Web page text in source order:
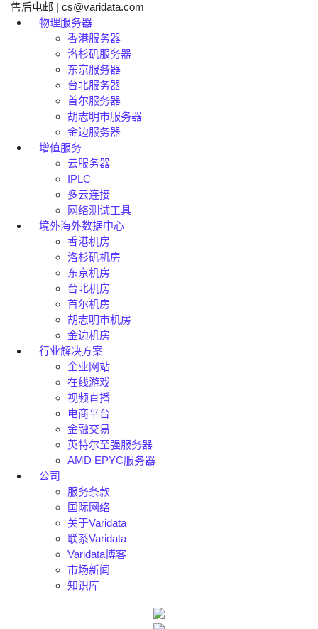
售后电邮 | cs@varidata.com
物理服务器
香港服务器
洛杉矶服务器
东京服务器
台北服务器
首尔服务器
胡志明市服务器
金边服务器
增值服务
云服务器
IPLC
多云连接
网络测试工具
境外海外数据中心
香港机房
洛杉矶机房
东京机房
台北机房
首尔机房
胡志明市机房
金边机房
行业解决方案
企业网站
在线游戏
视频直播
电商平台
金融交易
英特尔至强服务器
AMD EPYC服务器
公司
服务条款
国际网络
关于Varidata
联系Varidata
Varidata博客
市场新闻
知识库